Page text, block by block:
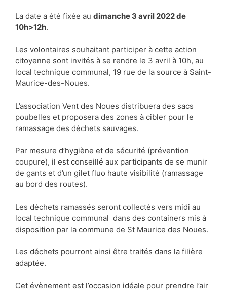
La date a été fixée au dimanche 3 avril 2022 de
10h>12h.
Les volontaires souhaitant participer à cette action
citoyenne sont invités à se rendre le 3 avril à 10h, au
local technique communal, 19 rue de la source à Saint-
Maurice-des-Noues.
L’association Vent des Noues distribuera des sacs
poubelles et proposera des zones à cibler pour le
ramassage des déchets sauvages.
Par mesure d’hygiène et de sécurité (prévention
coupure), il est conseillé aux participants de se munir
de gants et d’un gilet fluo haute visibilité (ramassage
au bord des routes).
Les déchets ramassés seront collectés vers midi au
local technique communal dans des containers mis à
disposition par la commune de St Maurice des Noues.
Les déchets pourront ainsi être traités dans la filière
adaptée.
Cet évènement est l’occasion idéale pour prendre l’air